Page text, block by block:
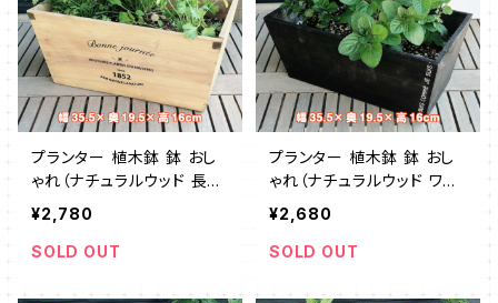
プランター 植木鉢 鉢 おし
ゃれ（ナチュラルウッド 長角
L）
¥2,780
SOLD OUT
プランター 植木鉢 鉢 おし
ゃれ（ナチュラルウッド ワイ
ドスクエアL 茶）
¥2,680
SOLD OUT